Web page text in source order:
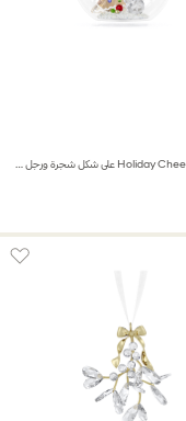
كرة زينة Holiday Cheers على شكل شجرة ورجل ثلج